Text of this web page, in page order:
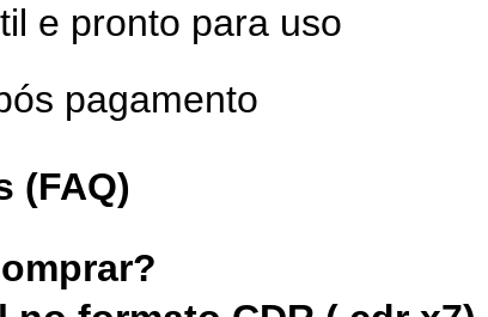
e pronto para uso
pagamento
(FAQ)